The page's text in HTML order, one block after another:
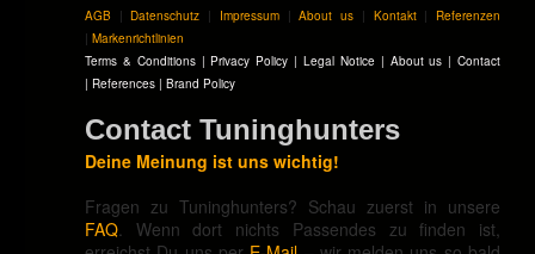
AGB |Datenschutz | Impressum|About us | Kontakt| Referenzen
| Markenrichtlinien
Terms & Conditions| Privacy Policy | Legal Notice| About us |Contact
| References | Brand Policy
Contact Tuninghunters
Deine Meinung ist uns wichtig!
Fragen zu Tuninghunters? Schau zuerst in unsere
FAQ . Wenn dort nichts Passendes zu finden ist,